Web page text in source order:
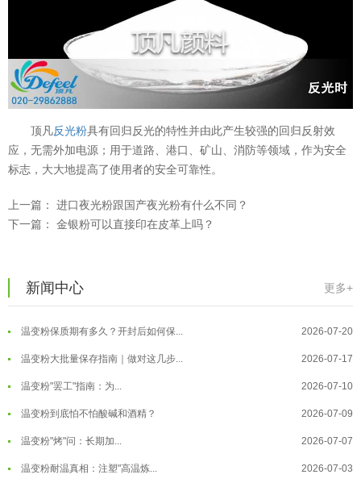
顶凡反光粉具有回归反光的特性并由此产生较强的回归反射效
应，无需外加电源；用于道路、港口、矿山、消防等领域，作为安全
标志，大大地提高了使用者的安全可靠性。
上一篇： 进口夜光粉跟国产夜光粉有什么不同？
下一篇： 金银粉可以直接印在皮革上吗？
新闻中心 更多+
温变粉注塑后表面翻车？粗糙、颗粒...
温变粉保质期有多久？开封后如何保... 2026-07-20
温变粉大批量保存指南｜做对这几步... 2026-07-17
温变粉"罢工"指南：为... 2026-07-10
温变粉到底怕不怕酸碱和酒精？ 2026-07-09
温变粉"烤"问：长期加... 2026-07-07
温变粉耐温真相：注塑"高温炼... 2026-07-03
温变粉丝印到底用多少目网版？这篇... 2026-06-11